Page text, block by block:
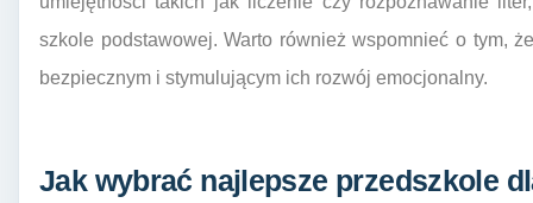
szkole podstawowej. Warto również wspomnieć o tym,
bezpiecznym i stymulującym ich rozwój emocjonalny.
Jak wybrać najlepsze przedszkole